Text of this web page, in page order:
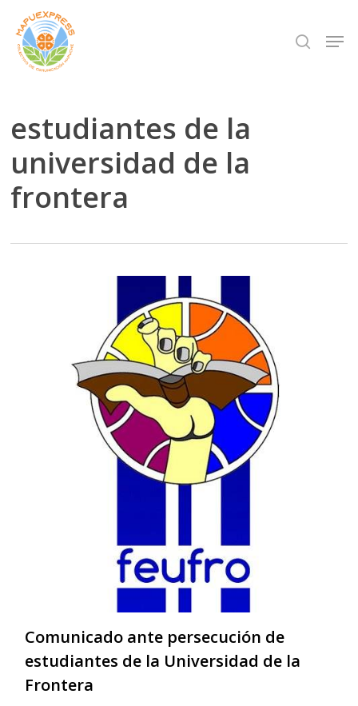
Skip
main
search
estudiantes de la
universidad de la
frontera
Comunicado ante persecución de
estudiantes de la Universidad de la
Frontera
Close